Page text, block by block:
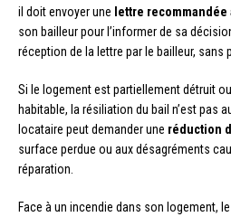
il doit envoyer une lettre
son bailleur pour l’informer de sa
réception de la lettre par le bailleur, sans
Si le logement est partiellement détruit
habitable, la résiliation du bail n’est pas
locataire peut demander une réduction
surface perdue ou aux désagréments
réparation.
Face à un incendie dans son logement,